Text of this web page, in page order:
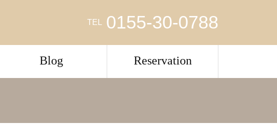
TEL 0155-30-0788
Blog Reservation